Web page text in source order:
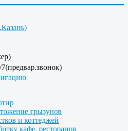
грызунов
и коттеджей
кафе, ресторанов